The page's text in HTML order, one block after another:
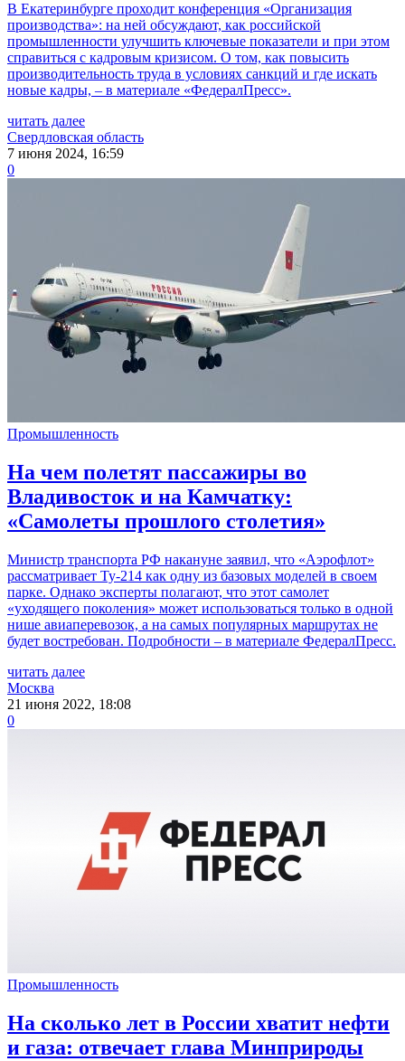
В Екатеринбурге проходит конференция «Организация
производства»: на ней обсуждают, как российской
промышленности улучшить ключевые показатели и при этом
справиться с кадровым кризисом. О том, как повысить
производительность труда в условиях санкций и где искать
новые кадры, – в материале «ФедералПресс».
читать далее
Свердловская область
7 июня 2024, 16:59
0
Промышленность
На чем полетят пассажиры во
Владивосток и на Камчатку:
«Самолеты прошлого столетия»
Министр транспорта РФ накануне заявил, что «Аэрофлот»
рассматривает Ту-214 как одну из базовых моделей в своем
парке. Однако эксперты полагают, что этот самолет
«уходящего поколения» может использоваться только в одной
нише авиаперевозок, а на самых популярных маршрутах не
будет востребован. Подробности – в материале ФедералПресс.
читать далее
Москва
21 июня 2022, 18:08
0
Промышленность
На сколько лет в России хватит нефти
и газа: отвечает глава Минприроды